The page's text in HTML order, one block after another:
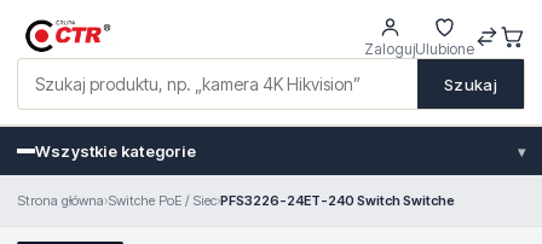
Szukaj
ZalogujUlubione
Wszystkie kategorie ▾
Strona główna›Switche PoE / Siec›PFS3226-24ET-240 Switch Switche